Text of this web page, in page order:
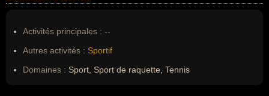
Activités principales : --
Autres activités : Sportif
Domaines : Sport, Sport de raquette, Tennis